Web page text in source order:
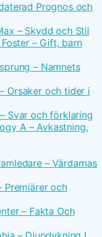
Prognos och
– Skydd och Stil
– Gift, barn
– Namnets
Orsaker och tider i
Svar och förklaring
A – Avkastning,
– Värdarnas
Premiärer och
– Fakta Och